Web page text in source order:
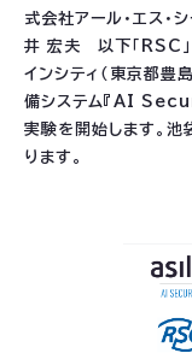
式会社アール・エス・
井 宏夫 以下「RSC」
インシティ（東京都
備システム『AI
実験を開始します。
ります。